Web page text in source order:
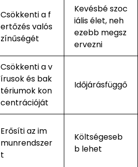
Csökkenti a f
ertőzés valós
zínűségét
Kevésbé szoc
iális élet, neh
ezebb megsz
ervezni
Csökkenti a v
írusok és bak
tériumok kon
centrációját
Időjárásfüggő
Erősíti az im
munrendszer
t
Költségeseb
b lehet